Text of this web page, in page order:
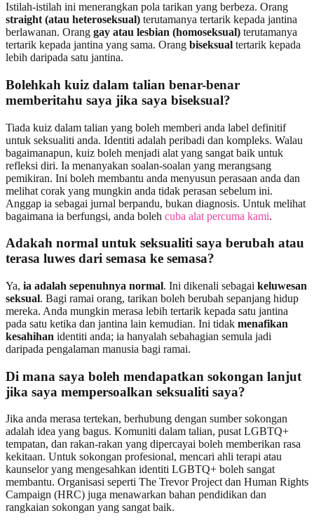
Istilah-istilah ini menerangkan pola tarikan yang berbeza. Orang
straight (atau heteroseksual) terutamanya tertarik kepada jantina
berlawanan. Orang gay atau lesbian (homoseksual) terutamanya
tertarik kepada jantina yang sama. Orang biseksual tertarik kepada
lebih daripada satu jantina.
Bolehkah kuiz dalam talian benar-benar
memberitahu saya jika saya biseksual?
Tiada kuiz dalam talian yang boleh memberi anda label definitif
untuk seksualiti anda. Identiti adalah peribadi dan kompleks. Walau
bagaimanapun, kuiz boleh menjadi alat yang sangat baik untuk
refleksi diri. Ia menanyakan soalan-soalan yang merangsang
pemikiran. Ini boleh membantu anda menyusun perasaan anda dan
melihat corak yang mungkin anda tidak perasan sebelum ini.
Anggap ia sebagai jurnal berpandu, bukan diagnosis. Untuk melihat
bagaimana ia berfungsi, anda boleh cuba alat percuma kami.
Adakah normal untuk seksualiti saya berubah atau
terasa luwes dari semasa ke semasa?
Ya, ia adalah sepenuhnya normal. Ini dikenali sebagai keluwesan
seksual. Bagi ramai orang, tarikan boleh berubah sepanjang hidup
mereka. Anda mungkin merasa lebih tertarik kepada satu jantina
pada satu ketika dan jantina lain kemudian. Ini tidak menafikan
kesahihan identiti anda; ia hanyalah sebahagian semula jadi
daripada pengalaman manusia bagi ramai.
Di mana saya boleh mendapatkan sokongan lanjut
jika saya mempersoalkan seksualiti saya?
Jika anda merasa tertekan, berhubung dengan sumber sokongan
adalah idea yang bagus. Komuniti dalam talian, pusat LGBTQ+
tempatan, dan rakan-rakan yang dipercayai boleh memberikan rasa
kekitaan. Untuk sokongan profesional, mencari ahli terapi atau
kaunselor yang mengesahkan identiti LGBTQ+ boleh sangat
membantu. Organisasi seperti The Trevor Project dan Human Rights
Campaign (HRC) juga menawarkan bahan pendidikan dan
rangkaian sokongan yang sangat baik.